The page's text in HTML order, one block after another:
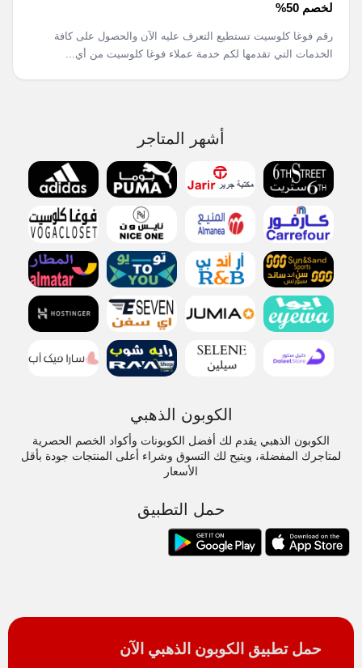
لخصم 50%
رقم فوغا كلوسيت تستطيع التعرف عليه الآن والحصول على كافة
الخدمات التي تقدمها لكم خدمة عملاء فوغا كلوسيت من أي...
أشهر المتاجر
الكوبون الذهبي
الكوبون الذهبي يقدم لك أفضل الكوبونات وأكواد الخصم الحصرية
لمتاجرك المفضلة، ويتيح لك التسوق وشراء أعلى المنتجات جودة بأقل
الأسعار
حمل التطبيق
حمل تطبيق الكوبون الذهبي الآن